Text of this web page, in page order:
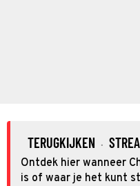
TERUGKIJKEN ·
Ontdek hier wanneer
is of waar je het kunt